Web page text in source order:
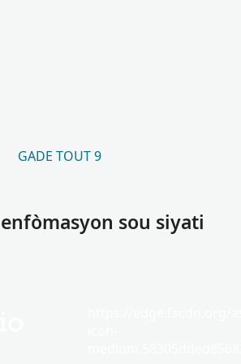
GADE TOUT 9
sou siyati